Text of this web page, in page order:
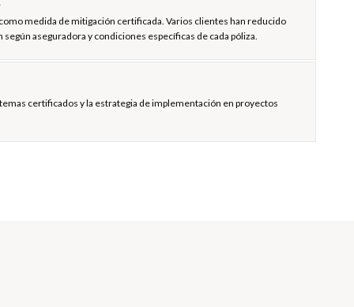
medida de mitigación certificada. Varios clientes han reducido
aseguradora y condiciones específicas de cada póliza.
certificados y la estrategia de implementación en proyectos